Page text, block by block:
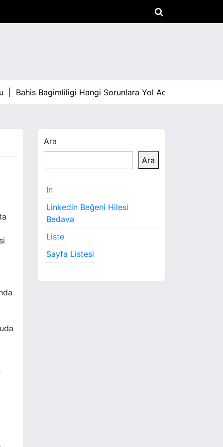
Bahis Bagimliligi Hangi Sorunlara Yol Acar |
Ara
Ara
In
Linkedin Beğeni Hilesi
Bedava
Liste
Sayfa Listesi